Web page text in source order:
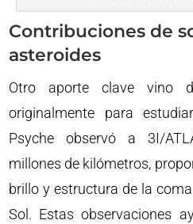
Contribuciones de
asteroides
Otro aporte clave vino
originalmente para
Psyche observó a 3I/
millones de kilómetros,
brillo y estructura de la
Sol. Estas observaciones